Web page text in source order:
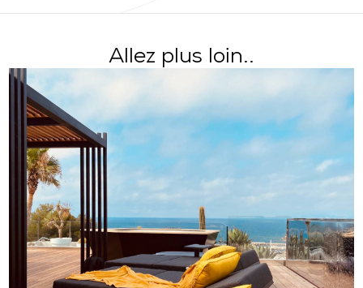
Allez plus loin..